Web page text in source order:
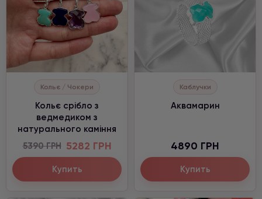
Кольє / Чокери
Кольє срібло з
ведмедиком з
натурального каміння
5390 ГРН 5282 ГРН
Купить
Каблучки
Аквамарин
4890 ГРН
Купить